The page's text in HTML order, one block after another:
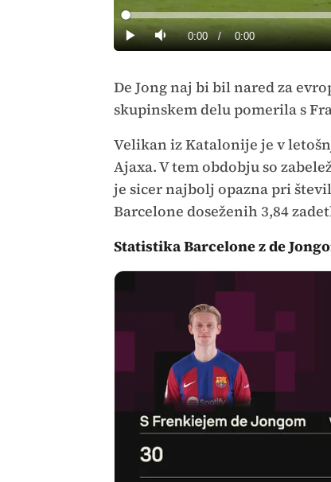
Predvajaj
Tiho Current
0:00 / Duration
0:00
Loaded:
0%
De Jong naj bi bil nared za
skupinskem delu pomerila s
Velikan iz Katalonije je v
Ajaxa. V tem obdobju so
je sicer najbolj opazna pri
Barcelone doseženih 3,84
Statistika Barcelone z de